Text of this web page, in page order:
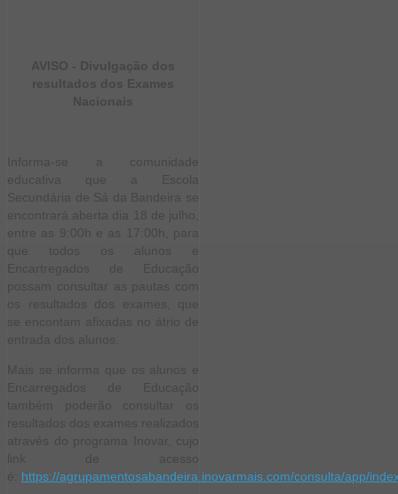
AVISO - Divulgação dos
resultados dos Exames
Nacionais
Informa-se a comunidade
educativa que a Escola
Secundária de Sá da Bandeira se
encontrará aberta dia 18 de julho,
entre as 9:00h e as 17:00h, para
https://agrupamentosabandeira.inovarmais.com/consulta/app/